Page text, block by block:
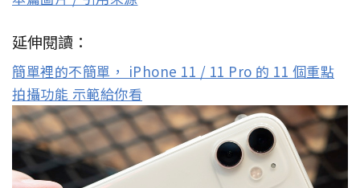
延伸閱讀：
簡單裡的不簡單， iPhone 11 / 11 Pro 的 11 個重點
拍攝功能 示範給你看